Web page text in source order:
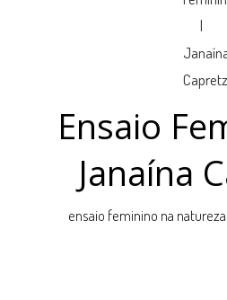
Ensaio
Janaína
ensaio feminino na